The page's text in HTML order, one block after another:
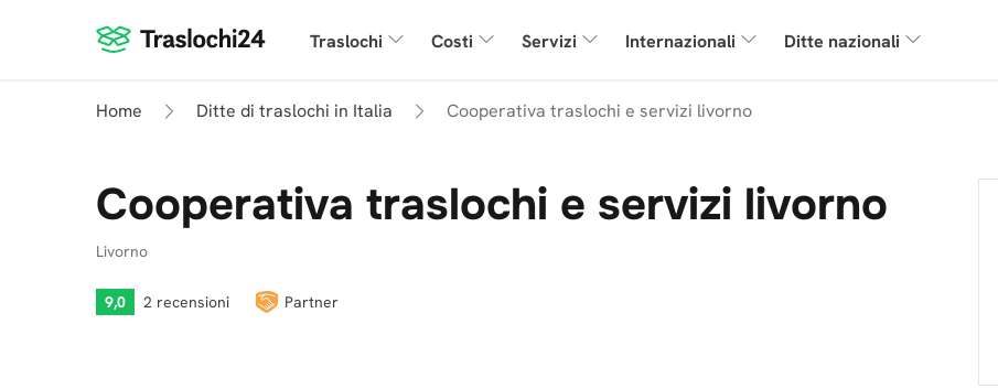
Traslochi Costi Servizi Internazionali Ditte nazionali
Home Ditte di traslochi in Italia Cooperativa traslochi e servizi livorno
Cooperativa traslochi e servizi livorno
Livorno
9,0 2 recensioni Partner